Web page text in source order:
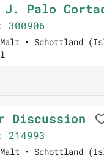
Palo
300906
• Schottland
Discussion
214993
• Schottland